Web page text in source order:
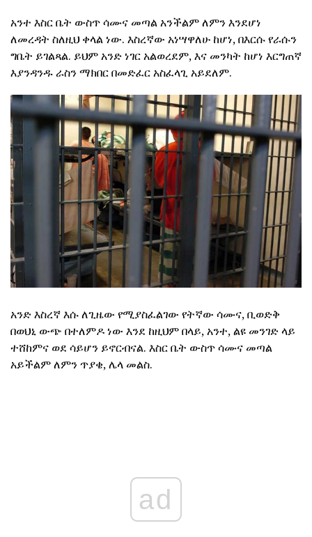
አንተ እስር ቤት ውስጥ ሳሙና መጣል አንችልም ለምን እንደሆነ
ለመረዳት ስለዚህ ቀላል ነው. እስረኛው አነሣዋለሁ ከሆነ, በእርሱ የራሱን
ግቤት ይገልጻል. ይህም አንድ ነገር አልወረደም, እና መንካት ከሆነ እርግጠኛ
እያንዳንዱ ራስን ማክበር በመድፈር አስፈላጊ አይደለም.
አንድ እስረኛ እሱ ለጊዜው የሚያስፈልገው የትኛው ሳሙና, ቢወድቅ
በወህኒ ውጭ በተለምዶ ነው እንደ ከዚህም በላይ, አንተ, ልዩ መንገድ ላይ
ተሸከምና ወደ ሳይሆን ይኖርብናል. እስር ቤት ውስጥ ሳሙና መጣል
አይችልም ለምን ጥያቄ, ሌላ መልስ.
ad